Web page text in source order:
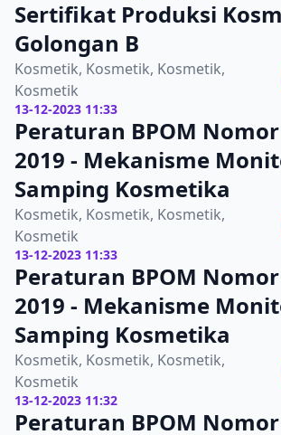
Sertifikat Produksi
Golongan B
Kosmetik, Kosmetik, Kosmetik,
Kosmetik
13-12-2023 11:33
Peraturan BPOM
2019 - Mekanisme
Samping Kosmetika
Kosmetik, Kosmetik, Kosmetik,
Kosmetik
13-12-2023 11:33
Peraturan BPOM
2019 - Mekanisme
Samping Kosmetika
Kosmetik, Kosmetik, Kosmetik,
Kosmetik
13-12-2023 11:32
Peraturan BPOM